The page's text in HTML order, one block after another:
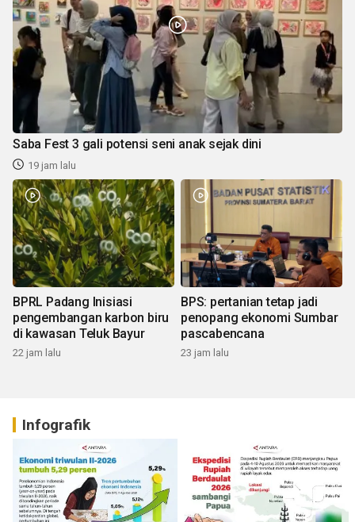
Saba Fest 3 gali potensi seni anak sejak dini
19 jam lalu
BPRL Padang Inisiasi
pengembangan karbon biru
di kawasan Teluk Bayur
22 jam lalu
BPS: pertanian tetap jadi
penopang ekonomi Sumbar
pascabencana
23 jam lalu
Infografik